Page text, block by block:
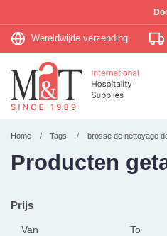
Wereldwijde verzending
Home Tags brosse de nettoyage
Producten
Prijs
Van To